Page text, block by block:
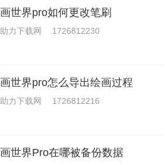
画世界pro如何更改笔刷
助力下载网 1726812230
画世界pro怎么导出绘画过程
助力下载网 1726812216
画世界Pro在哪被备份数据